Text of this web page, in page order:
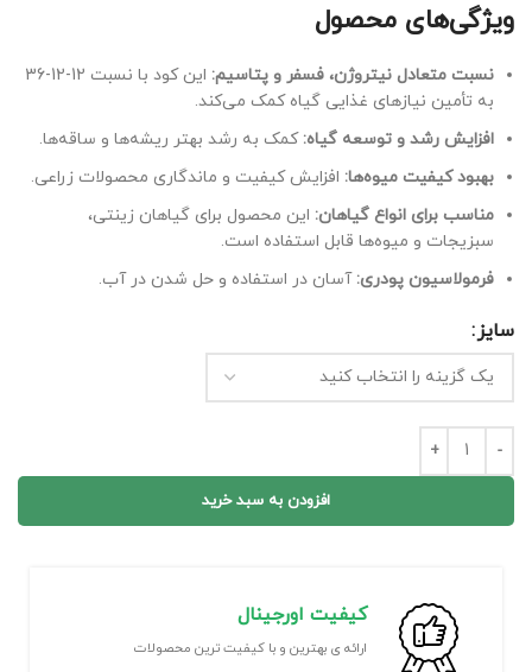
ویژگی‌های محصول
نسبت متعادل نیتروژن، فسفر و پتاسیم:
این کود با نسبت 12-12-36
به تأمین نیازهای غذایی گیاه کمک می‌کند.
افزایش رشد و توسعه گیاه: کمک به رشد بهتر ریشه‌ها و ساقه‌ها.
بهبود کیفیت میوه‌ها: افزایش کیفیت و ماندگاری محصولات زراعی.
مناسب برای انواع گیاهان: این محصول برای گیاهان زینتی،
سبزیجات و میوه‌ها قابل استفاده است.
فرمولاسیون پودری: آسان در استفاده و حل شدن در آب.
سایز
افزودن به سبد خرید
کیفیت اورجینال
ارائه ی بهترین و با کیفیت ترین محصولات